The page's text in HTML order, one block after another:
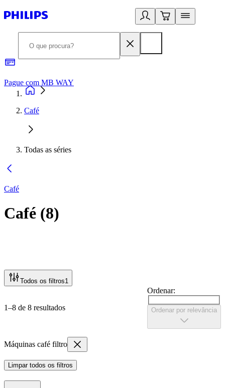
Pague com MB WAY
Café
Todas as séries
Café
Café (8)
Todos os filtros1
1–8 de 8 resultados
Ordenar:
Ordenar por relevância
Máquinas café filtro
Limpar todos os filtros